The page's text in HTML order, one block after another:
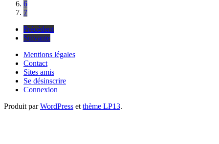
6
7
Précédent
Suivante
Mentions légales
Contact
Sites amis
Se désinscrire
Connexion
Produit parWordPress et thème LP13.